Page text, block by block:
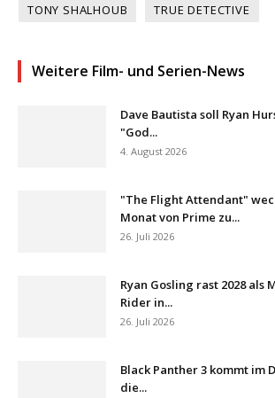
TONY SHALHOUB
TRUE DETECTIVE
Weitere Film- und Serien-News
Dave Bautista soll Ryan
"God...
4. August 2026
"The Flight Attendant"
Monat von Prime zu...
26. Juli 2026
Ryan Gosling rast 2028 als
Rider in...
26. Juli 2026
Black Panther 3 kommt im
die...